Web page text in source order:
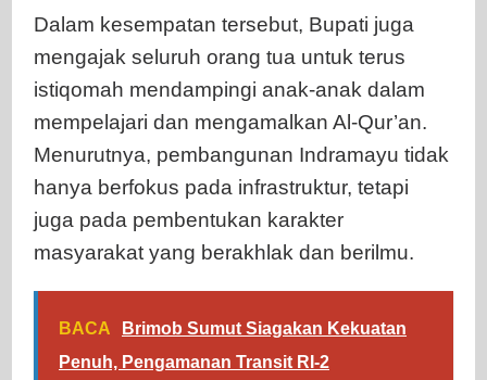
Dalam kesempatan tersebut, Bupati juga
mengajak seluruh orang tua untuk terus
istiqomah mendampingi anak-anak dalam
mempelajari dan mengamalkan Al-Qur’an.
Menurutnya, pembangunan Indramayu tidak
hanya berfokus pada infrastruktur, tetapi
juga pada pembentukan karakter
masyarakat yang berakhlak dan berilmu.
BACA
Brimob Sumut Siagakan Kekuatan
Penuh, Pengamanan Transit RI-2